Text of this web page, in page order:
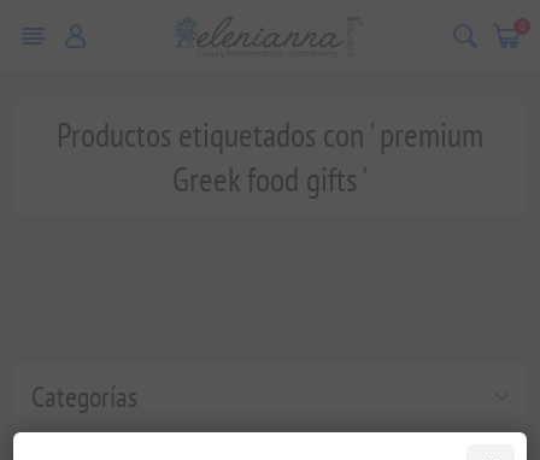
0
Categorías
Productos etiquetados con ' premium
Greek food gifts '